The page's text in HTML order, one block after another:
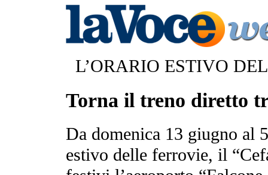
L’ORARIO ESTIVO
Torna il treno diretto
Da domenica 13 giugno al
estivo delle ferrovie, il